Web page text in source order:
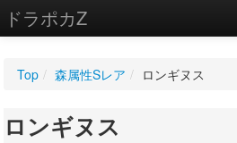
ドラポカZ
WIKI
Top / 森属性Sレア / ロンギヌス
ロンギヌス